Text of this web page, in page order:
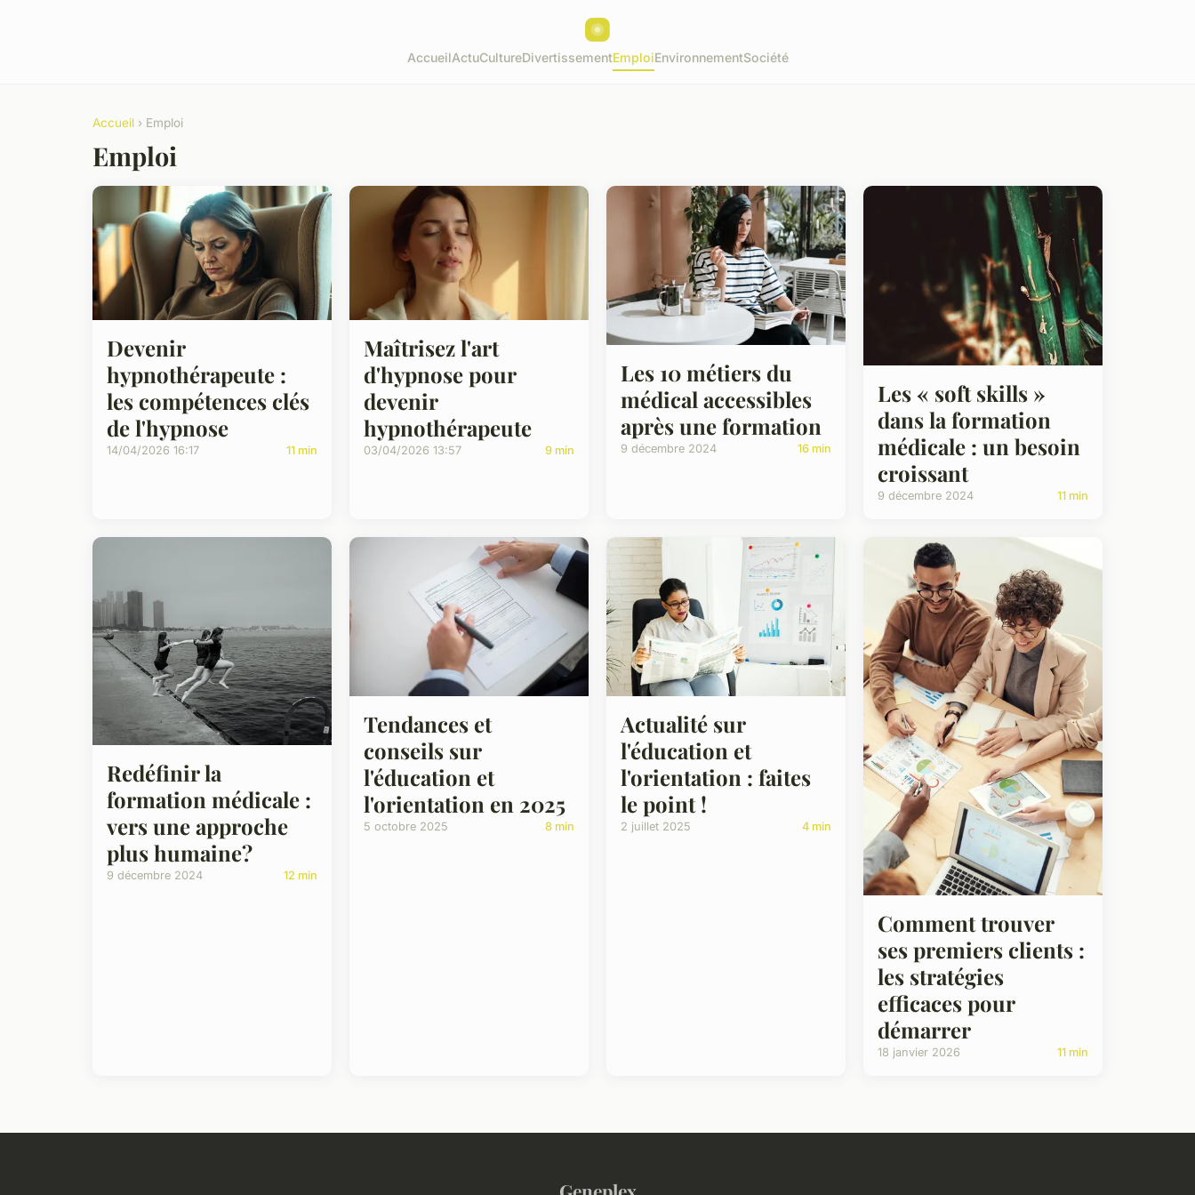
AccueilActuCultureDivertissementEmploiEnvironnementSociété
Accueil › Emploi
Emploi
Devenir
hypnothérapeute :
les compétences clés
de l'hypnose
14/04/2026 16:17 11 min
Maîtrisez l'art
d'hypnose pour
devenir
hypnothérapeute
03/04/2026 13:57 9 min
Les 10 métiers du
médical accessibles
après une formation
9 décembre 2024 16 min
Les « soft skills »
dans la formation
médicale : un besoin
croissant
9 décembre 2024 11 min
Redéfinir la
formation médicale :
vers une approche
plus humaine?
9 décembre 2024 12 min
Tendances et
conseils sur
l'éducation et
l'orientation en 2025
5 octobre 2025 8 min
Actualité sur
l'éducation et
l'orientation : faites
le point !
2 juillet 2025 4 min
Comment trouver
ses premiers clients :
les stratégies
efficaces pour
démarrer
18 janvier 2026 11 min